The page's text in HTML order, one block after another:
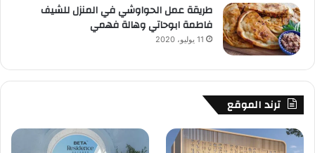
طريقة عمل الحواوشي في المنزل للشيف
فاطمة ابوحاتي وهالة فهمي
11 يوليو، 2020
ترند الموقع